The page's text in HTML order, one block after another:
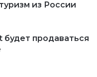
из России
будет продаваться